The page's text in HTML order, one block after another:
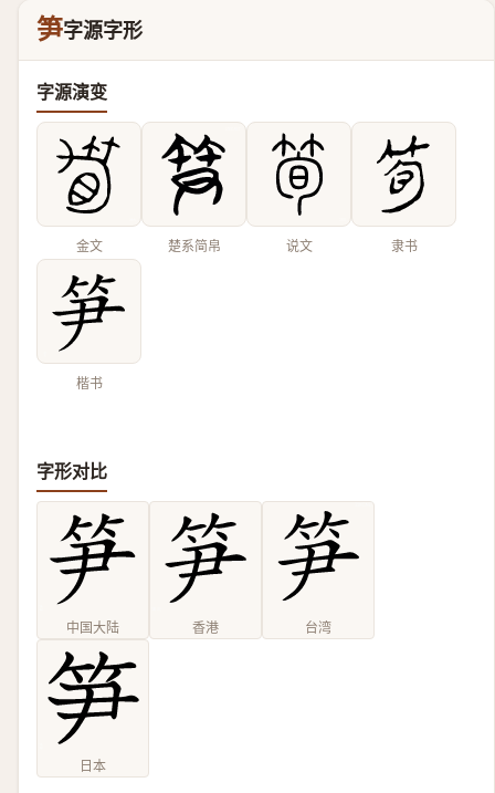
笋字源字形
字源演变
金文 楚系简帛 说文 隶书
楷书
字形对比
中国大陆 香港 台湾
日本